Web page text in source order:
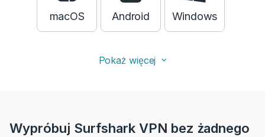
macOS Android Windows
Pokaż więcej
Wypróbuj Surfshark VPN bez żadnego